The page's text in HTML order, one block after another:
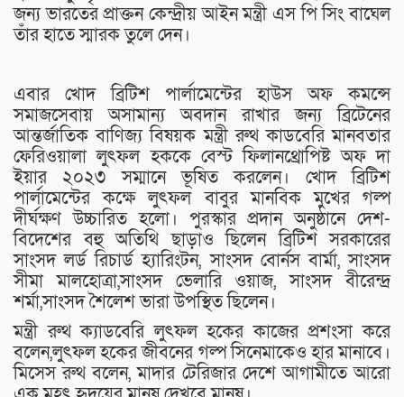
জন্য ভারতের প্রাক্তন কেন্দ্রীয় আইন মন্ত্রী এস পি সিং বাঘেল
তাঁর হাতে স্মারক তুলে দেন।
এবার খোদ ব্রিটিশ পার্লামেন্টের হাউস অফ কমন্সে
সমাজসেবায় অসামান্য অবদান রাখার জন্য ব্রিটেনের
আন্তর্জাতিক বাণিজ্য বিষয়ক মন্ত্রী রুথ কাডবেরি মানবতার
ফেরিওয়ালা লুৎফল হককে বেস্ট ফিলানথ্রোপিষ্ট অফ দা
ইয়ার ২০২৩ সম্মানে ভূষিত করলেন। খোদ ব্রিটিশ
পার্লামেন্টের কক্ষে লুৎফল বাবুর মানবিক মুখের গল্প
দীর্ঘক্ষণ উচ্চারিত হলো। পুরস্কার প্রদান অনুষ্ঠানে দেশ-
বিদেশের বহু অতিথি ছাড়াও ছিলেন ব্রিটিশ সরকারের
সাংসদ লর্ড রিচার্ড হ্যারিংটন, সাংসদ বোর্নস বার্মা, সাংসদ
সীমা মালহোত্রা,সাংসদ ভেলারি ওয়াজ, সাংসদ বীরেন্দ্র
শর্মা,সাংসদ শৈলেশ ভারা উপস্থিত ছিলেন।
মন্ত্রী রুথ ক্যাডবেরি লুৎফল হকের কাজের প্রশংসা করে
বলেন,লুৎফল হকের জীবনের গল্প সিনেমাকেও হার মানাবে।
মিসেস রুথ বলেন, মাদার টেরিজার দেশে আগামীতে আরো